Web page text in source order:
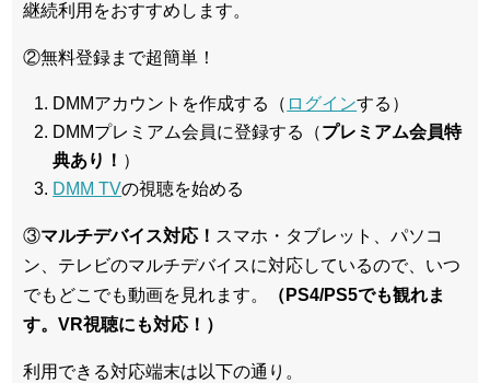
継続利用をおすすめします。
②無料登録まで超簡単！
DMMアカウントを作成する（ ログインする）
DMMプレミアム会員に登録する（プレミアム会員特
典あり！ ）
DMM TVの視聴を始める
③マルチデバイス対応！ スマホ・タブレット、パソコ
ン、テレビのマルチデバイスに対応しているので、いつ
でもどこでも動画を見れます。
（PS4/PS5でも観れま
す。VR視聴にも対応！）
利用できる対応端末は以下の通り。